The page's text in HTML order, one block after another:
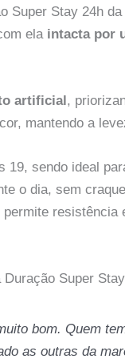
Super Stay 24h
ela intacta por
artificial,
mantendo a
sendo ideal
o dia, sem
Super
bom. Quem
as outras da